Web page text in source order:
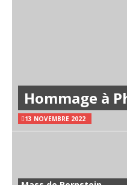
Hommage à
13 NOVEMBRE 2022